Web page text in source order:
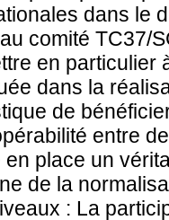
dans le
comité TC37/
en particulier
dans la
de
entre
en place un
de la
: La